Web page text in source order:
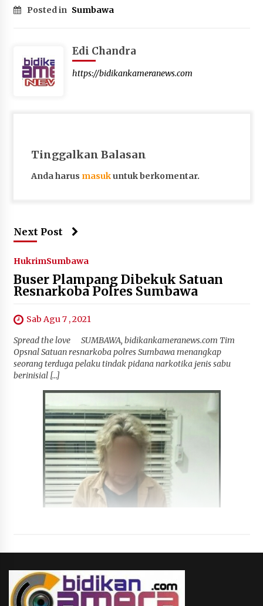
Posted in Sumbawa
Edi Chandra
https://bidikankameranews.com
Tinggalkan Balasan
Anda harus masukuntuk berkomentar.
Next Post
HukrimSumbawa
Buser Plampang Dibekuk Satuan
Resnarkoba Polres Sumbawa
Sab Agu 7 , 2021
Spread the love SUMBAWA, bidikankameranews.com Tim
Opsnal Satuan resnarkoba polres Sumbawa menangkap
seorang terduga pelaku tindak pidana narkotika jenis sabu
berinisial […]